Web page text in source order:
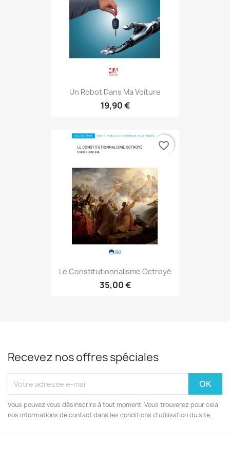
Un Robot Dans Ma Voiture
19,90 €
Le Constitutionnalisme Octroyé
35,00 €
favorite_border
Recevez nos offres spéciales
Vous pouvez vous désinscrire à tout moment. Vous trouverez pour cela
nos informations de contact dans les conditions d'utilisation du site.